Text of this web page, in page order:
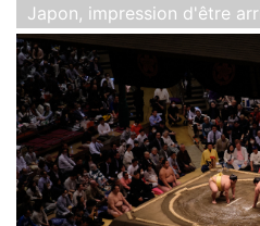
Japon, impression d'être